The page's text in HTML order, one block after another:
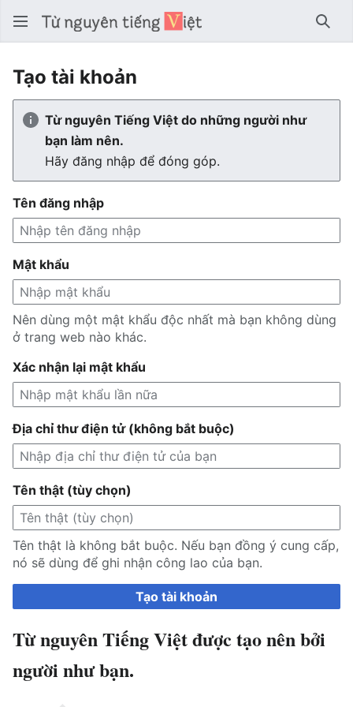
Tìm
Tạo tài khoản
Từ nguyên Tiếng Việt do những người như
bạn làm nên.
Hãy đăng nhập để đóng góp.
Tên đăng nhập
Mật khẩu
Nên dùng một mật khẩu độc nhất mà bạn không dùng
ở trang web nào khác.
Xác nhận lại mật khẩu
Địa chỉ thư điện tử (không bắt buộc)
Tên thật (tùy chọn)
Tên thật là không bắt buộc. Nếu bạn đồng ý cung cấp,
nó sẽ dùng để ghi nhận công lao của bạn.
Tạo tài khoản
Từ nguyên Tiếng Việt được tạo nên bởi
người như bạn.